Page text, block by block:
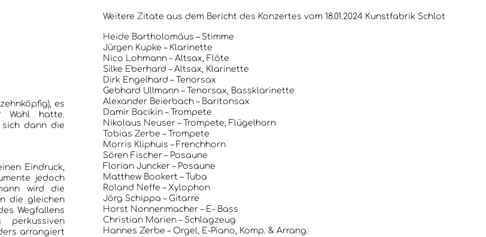
ANKÜNDIGUNGEN KONZERTE/ FESTIVALS
es
Wahl hatte.
sich dann die
Eindruck,
jedoch
wird die
die gleichen
Wegfallens
arrangiert
Weitere Zitate aus dem Bericht des Konzertes vom 18.01.2024 Kunstfabrik Schlot
Heide Bartholomäus – Stimme
Jürgen Kupke – Klarinette
Nico Lohmann – Altsax, Flöte
Silke Eberhard – Altsax, Klarinette
Dirk Engelhard – Tenorsax
Gebhard Ullmann – Tenorsax, Bassklarinette
Alexander Beierbach – Baritonsax
Damir Bacikin – Trompete
Nikolaus Neuser – Trompete, Flügelhorn
Tobias Zerbe – Trompete
Morris Kliphuis – Frenchhorn
Sören Fischer – Posaune
Florian Juncker – Posaune
Matthew Bookert – Tuba
Roland Neffe – Xylophon
Jörg Schippa – Gitarre
Horst Nonnenmacher – E– Bass
Christian Marien – Schlagzeug
Hannes Zerbe – Orgel, E-Piano, Komp. & Arrang.